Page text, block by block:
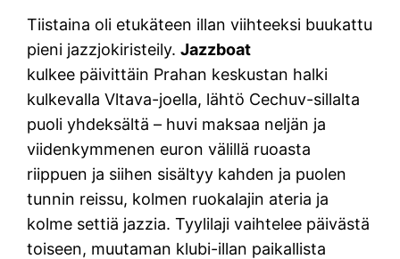
Tiistaina oli etukäteen illan viihteeksi buukattu
pieni jazzjokiristeily.Jazzboat
kulkee päivittäin Prahan keskustan halki
kulkevalla Vltava-joella, lähtö Cechuv-sillalta
puoli yhdeksältä – huvi maksaa neljän ja
viidenkymmenen euron välillä ruoasta
riippuen ja siihen sisältyy kahden ja puolen
tunnin reissu, kolmen ruokalajin ateria ja
kolme settiä jazzia. Tyylilaji vaihtelee päivästä
toiseen, muutaman klubi-illan paikallista